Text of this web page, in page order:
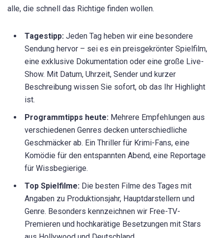
alle, die schnell das Richtige finden wollen.
Tagestipp: Jeden Tag heben wir eine besondere
Sendung hervor – sei es ein preisgekrönter Spielfilm,
eine exklusive Dokumentation oder eine große Live-
Show. Mit Datum, Uhrzeit, Sender und kurzer
Beschreibung wissen Sie sofort, ob das Ihr Highlight
ist.
Programmtipps heute: Mehrere Empfehlungen aus
verschiedenen Genres decken unterschiedliche
Geschmäcker ab. Ein Thriller für Krimi-Fans, eine
Komödie für den entspannten Abend, eine Reportage
für Wissbegierige.
Top Spielfilme: Die besten Filme des Tages mit
Angaben zu Produktionsjahr, Hauptdarstellern und
Genre. Besonders kennzeichnen wir Free-TV-
Premieren und hochkarätige Besetzungen mit Stars